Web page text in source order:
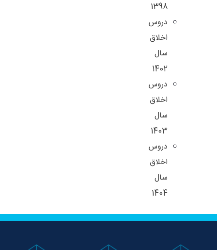
1398
دروس
اخلاق
سال
1402
دروس
اخلاق
سال
1403
دروس
اخلاق
سال
1404